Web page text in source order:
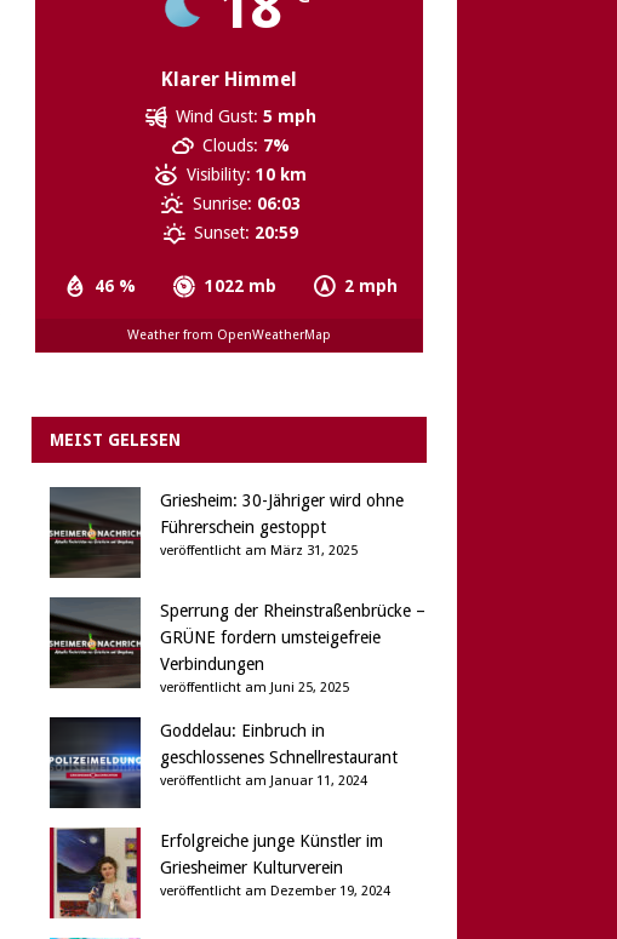
Klarer Himmel
46 % 1022 mb 2 mph
Wind Gust: 5 mph
Clouds: 7%
Visibility: 10 km
Sunrise: 06:03
Sunset: 20:59
Weather from OpenWeatherMap
MEIST GELESEN
Griesheim: 30-Jähriger wird ohne
Führerschein gestoppt
veröffentlicht am März 31, 2025
Sperrung der Rheinstraßenbrücke –
GRÜNE fordern umsteigefreie
Verbindungen
veröffentlicht am Juni 25, 2025
Goddelau: Einbruch in
geschlossenes Schnellrestaurant
veröffentlicht am Januar 11, 2024
Erfolgreiche junge Künstler im
Griesheimer Kulturverein
veröffentlicht am Dezember 19, 2024